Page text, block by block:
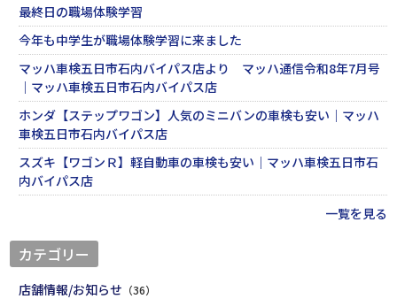
最終日の職場体験学習
今年も中学生が職場体験学習に来ました
マッハ車検五日市石内バイパス店より マッハ通信令和8年7月号
｜マッハ車検五日市石内バイパス店
ホンダ【ステップワゴン】人気のミニバンの車検も安い｜マッハ
車検五日市石内バイパス店
スズキ【ワゴンＲ】軽自動車の車検も安い｜マッハ車検五日市石
内バイパス店
一覧を見る
カテゴリー
店舗情報/お知らせ （36）